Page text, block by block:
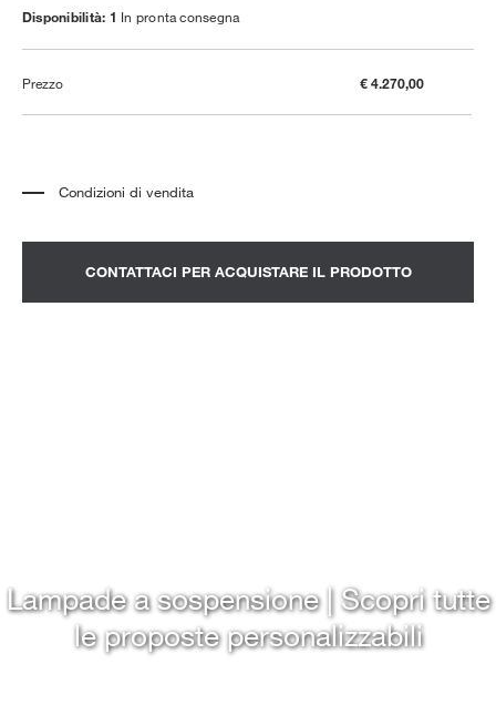
Disponibilità: 1 In pronta consegna
Prezzo € 4.270,00
Condizioni di vendita
quotarsi a parte.
Il prezzo non include trasporto e montaggio.
CONTATTACI PER ACQUISTARE IL PRODOTTO
Lampade a sospensione | Scopri tutte
le proposte personalizzabili